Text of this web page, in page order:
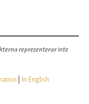
representerar inte
In English